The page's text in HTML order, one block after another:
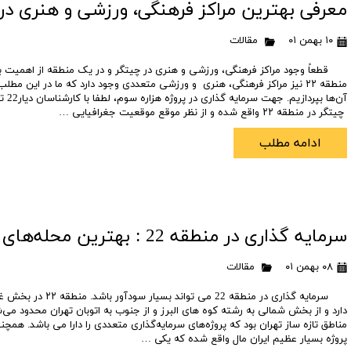
- - اتوبان های همجوار منطقه 22
- - هتل های منطقه 22
- - مراکز درمانی منطقه 22 تهران
- - - بیمارستان های منطقه 22
پروژه بازنشستگان ارتش
پروژه هما پارسه
پروژه سران
برج دندانپزشکان
پروژه f7 f8 فرشته الهیه
پروژه برج سفید
پروژه ایرانسازه
پروژه ایزدیار
پروژه الماس حفاظت
پروژه k2 کامرانیه
برج پارلمان
پروژه الوند
پروژه میعاد
برج های سری d
طرح توانمند
شرکت نامی اریکه پارسیان
- محله شهرک الهیه غرب
- محله شهرک گلستان ( راه آهن )
پروژه های
پیش خرید
زمان تحویل
معرفی بهترین مراکز فرهنگی، ورزشی و هنری
۱۰ بهمن ۰۱ مقالات
قطعاً وجود مراکز فرهنگی، ورزشی و هنری در چیتگر و در یک منطقه از اهمیت
منطقه ۲۲ نیز مراکز فرهنگی، هنری و ورزشی متعددی وجود دارد که ما در این
چیتگر در منطقه ۲۲ واقع شده و از نظر موقع موقعیت جغرافیایی …
ادامه مطلب
سرمایه گذاری در منطقه 22 : بهترین محله‌های منطقه ۲۲ برای سرمایه ‌گذاری
۰۸ بهمن ۰۱ مقالات
سرمایه گذاری در منطقه 22
دارد و از بخش شمالی به رشته‌ کوه‌ های البرز و از جنوب به اتوبان تهران محدود
مناطق تازه‌ ساز تهران بود که پروژه‌های سرمایه‌گذاری متعددی را دارا می باشد.
پروژه بسیار عظیم ایران مال واقع شده که یکی …